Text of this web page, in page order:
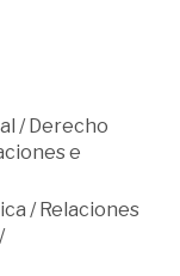
/Derecho
e
/Relaciones
/